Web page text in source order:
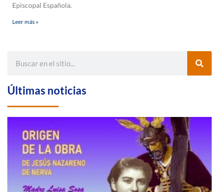
Episcopal Española.
Leer más »
Últimas noticias